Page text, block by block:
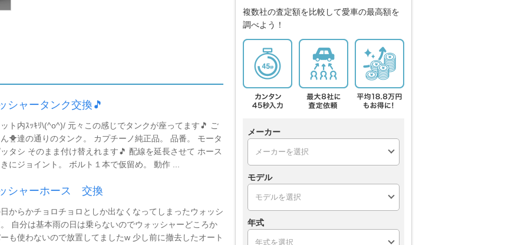
シャータンク交換🎵
ト内ｽｯｷﾘ\(^o^)/ 元々この感じでタンクが座ってます🎵 ご
🐥達の通りのタンク。 カプチーノ純正品。 品番。 モータ
タシ そのまま付け替えれます🎵 配線を延長させて ホース
にジョイント。 ボルト１本で仮留め。 動作 ...
シャーホース 交換
からかチョロチョロとしか出なくなってしまったウォッシ
自分は基本雨の日は乗らないのでウォッシャーどころか
も使わないので放置してましたw 少し前に撤去したオート
複数社の査定額を比較して愛車の最高額を
調べよう！
メーカー
モデル
年式